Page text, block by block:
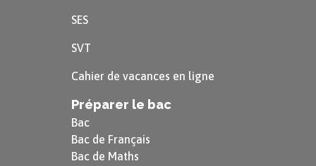
SES
SVT
Cahier de vacances en ligne
Préparer le bac
Bac
Bac de Français
Bac de Maths